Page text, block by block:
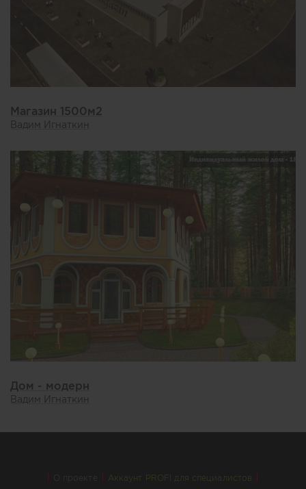
Магазин 1500м2
Вадим Игнаткин
Дом - модерн
Вадим Игнаткин
О проекте Аккаунт PROFI для специалистов